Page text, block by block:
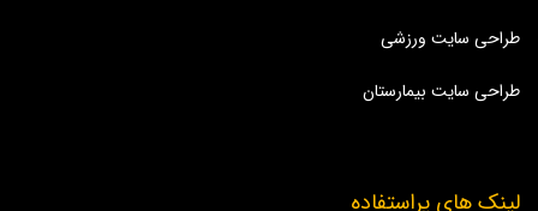
طراحی سایت ورزشی
طراحی سایت بیمارستان
لینک های پراستفاده